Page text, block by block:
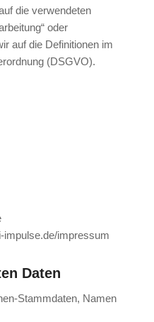
die verwendeten
oder
auf die Definitionen im
(DSGVO).
impulse.de/impressum
Daten
Stammdaten, Namen